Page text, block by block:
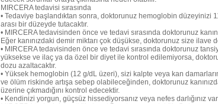
MIRCERA tedavisi sırasında
• Tedaviye başlandıktan sonra, doktorunuz hemoglobin düzeyinizi
arası bir düzeyde tutacaktır.
• MIRCERA tedavisinden önce ve tedavi sırasında doktorunuz
Eğer kanınızdaki demir miktarı çok düşükse, doktorunuz size ilave
• MIRCERA tedavisinden önce ve tedavi sırasında doktorunuz
yüksekse ve ilaç ya da özel bir diyet ile kontrol edilemiyorsa,
dozu azaltacaktır.
• Yüksek hemoglobin (12 g/dL üzeri), sizi kalpte veya kan
ve ölüm riskinde artışa sebep olabileceğinden, doktorunuz
üzerine çıkmadığını kontrol edecektir.
• Kendinizi yorgun, güçsüz hissediyorsanız veya nefes darlığınız